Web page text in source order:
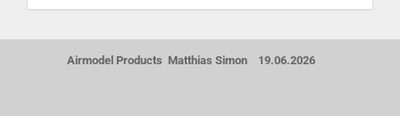
Airmodel Products Matthias Simon 19.06.2026